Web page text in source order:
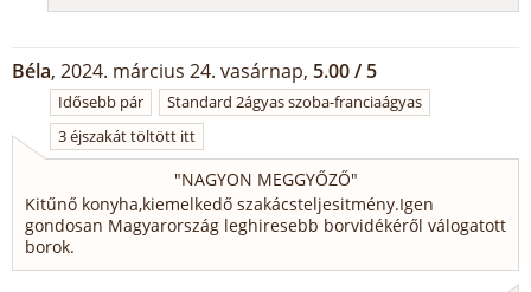
Béla, 2024. március 24. vasárnap, 5.00 / 5
Idősebb pár
Standard 2ágyas szoba-franciaágyas
3 éjszakát töltött itt
"NAGYON MEGGYŐZŐ"
Kitűnő konyha,kiemelkedő szakácsteljesitmény.Igen
gondosan Magyarország leghiresebb borvidékéről válogatott
borok.